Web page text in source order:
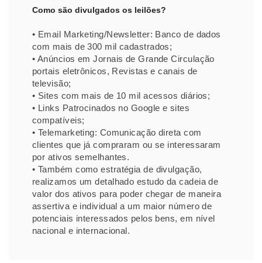
Como são divulgados os leilões?
• Email Marketing/Newsletter: Banco de dados
com mais de 300 mil cadastrados;
• Anúncios em Jornais de Grande Circulação
portais eletrônicos, Revistas e canais de
televisão;
• Sites com mais de 10 mil acessos diários;
• Links Patrocinados no Google e sites
compatíveis;
• Telemarketing: Comunicação direta com
clientes que já compraram ou se interessaram
por ativos semelhantes.
• Também como estratégia de divulgação,
realizamos um detalhado estudo da cadeia de
valor dos ativos para poder chegar de maneira
assertiva e individual a um maior número de
potenciais interessados pelos bens, em nível
nacional e internacional.